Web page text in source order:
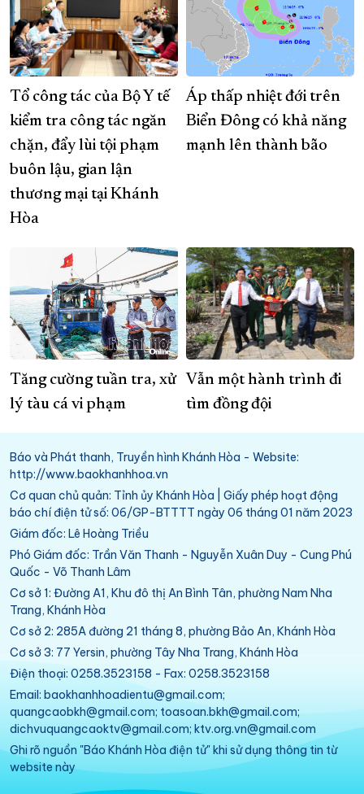
Tổ công tác của Bộ Y tế
kiểm tra công tác ngăn
chặn, đẩy lùi tội phạm
buôn lậu, gian lận
thương mại tại Khánh
Hòa
Áp thấp nhiệt đới trên
Biển Đông có khả năng
mạnh lên thành bão
Tăng cường tuần tra, xử
lý tàu cá vi phạm
Vẫn một hành trình đi
tìm đồng đội
Báo và Phát thanh, Truyền hình Khánh Hòa - Website:
http://www.baokhanhhoa.vn
Cơ quan chủ quản: Tỉnh ủy Khánh Hòa | Giấy phép hoạt động
báo chí điện tử số: 06/GP-BTTTT ngày 06 tháng 01 năm 2023
Giám đốc: Lê Hoàng Triều
Phó Giám đốc: Trần Văn Thanh - Nguyễn Xuân Duy - Cung Phú
Quốc - Võ Thanh Lâm
Cơ sở 1: Đường A1, Khu đô thị An Bình Tân, phường Nam Nha
Trang, Khánh Hòa
Cơ sở 2: 285A đường 21 tháng 8, phường Bảo An, Khánh Hòa
Cơ sở 3: 77 Yersin, phường Tây Nha Trang, Khánh Hòa
Điện thoại: 0258.3523158 - Fax: 0258.3523158
Email: baokhanhhoadientu@gmail.com;
quangcaobkh@gmail.com; toasoan.bkh@gmail.com;
dichvuquangcaoktv@gmail.com; ktv.org.vn@gmail.com
Ghi rõ nguồn "Báo Khánh Hòa điện tử" khi sử dụng thông tin từ
website này